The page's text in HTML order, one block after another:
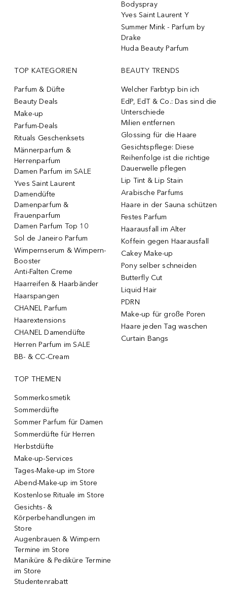
Bodyspray
Yves Saint Laurent Y
Summer Mink - Parfum by
Drake
Huda Beauty Parfum
TOP KATEGORIEN
Parfum & Düfte
Beauty Deals
Make-up
Parfum-Deals
Rituals Geschenksets
Männerparfum &
Herrenparfum
Damen Parfum im SALE
Yves Saint Laurent
Damendüfte
Damenparfum &
Frauenparfum
Damen Parfum Top 10
Sol de Janeiro Parfum
Wimpernserum & Wimpern-
Booster
Anti-Falten Creme
Haarreifen & Haarbänder
Haarspangen
CHANEL Parfum
Haarextensions
CHANEL Damendüfte
Herren Parfum im SALE
BB- & CC-Cream
BEAUTY TRENDS
Welcher Farbtyp bin ich
EdP, EdT & Co.: Das sind die
Unterschiede
Milien entfernen
Glossing für die Haare
Gesichtspflege: Diese
Reihenfolge ist die richtige
Dauerwelle pflegen
Lip Tint & Lip Stain
Arabische Parfums
Haare in der Sauna schützen
Festes Parfum
Haarausfall im Alter
Koffein gegen Haarausfall
Cakey Make-up
Pony selber schneiden
Butterfly Cut
Liquid Hair
PDRN
Make-up für große Poren
Haare jeden Tag waschen
Curtain Bangs
TOP THEMEN
Sommerkosmetik
Sommerdüfte
Sommer Parfum für Damen
Sommerdüfte für Herren
Herbstdüfte
Make-up-Services
Tages-Make-up im Store
Abend-Make-up im Store
Kostenlose Rituale im Store
Gesichts- &
Körperbehandlungen im
Store
Augenbrauen & Wimpern
Termine im Store
Maniküre & Pediküre Termine
im Store
Studentenrabatt